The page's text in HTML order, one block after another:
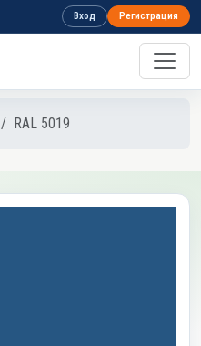
Вход Регистрация
RAL 5019